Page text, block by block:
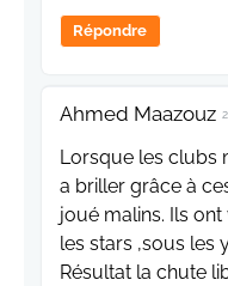
Répondre
Ahmed Maazouz
Lorsque les clubs
a briller grâce à
joué malins. Ils
les stars ,sous les
Résultat la chute